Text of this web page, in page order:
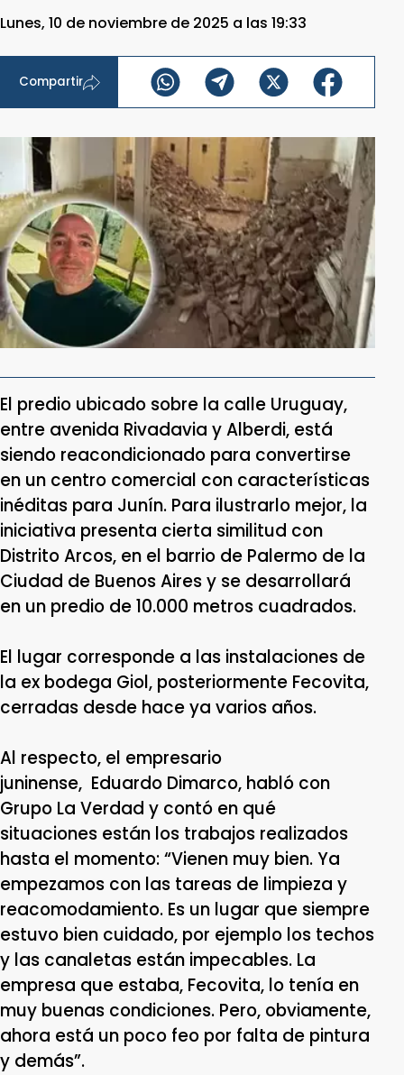
Lunes, 10 de noviembre de 2025 a las 19:33
Compartir
El predio ubicado sobre la calle Uruguay,
entre avenida Rivadavia y Alberdi, está
siendo reacondicionado para convertirse
en un centro comercial con características
inéditas para Junín. Para ilustrarlo mejor, la
iniciativa presenta cierta similitud con
Distrito Arcos, en el barrio de Palermo de la
Ciudad de Buenos Aires y se desarrollará
en un predio de 10.000 metros cuadrados.
El lugar corresponde a las instalaciones de
la ex bodega Giol, posteriormente Fecovita,
cerradas desde hace ya varios años.
Al respecto, el empresario
juninense, Eduardo Dimarco, habló con
Grupo La Verdad y contó en qué
situaciones están los trabajos realizados
hasta el momento: “Vienen muy bien. Ya
empezamos con las tareas de limpieza y
reacomodamiento. Es un lugar que siempre
estuvo bien cuidado, por ejemplo los techos
y las canaletas están impecables. La
empresa que estaba, Fecovita, lo tenía en
muy buenas condiciones. Pero, obviamente,
ahora está un poco feo por falta de pintura
y demás”.